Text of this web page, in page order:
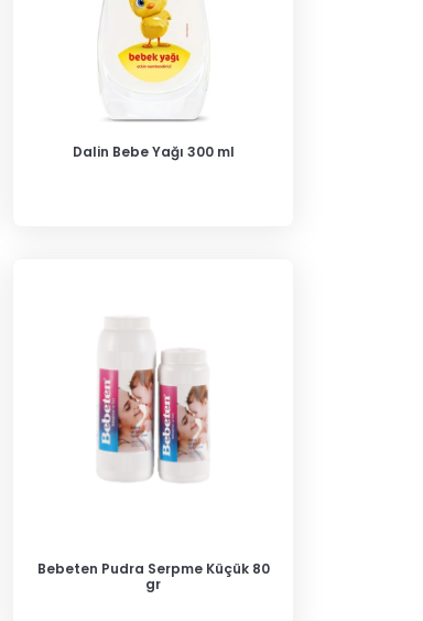
Dalin Bebe Yağı 300 ml
Bebeten Pudra Serpme Küçük 80
gr